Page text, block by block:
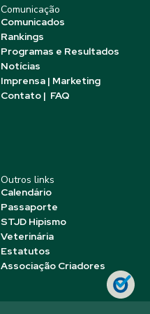
Comunicação
Comunicados
Rankings
Programas e Resultados
Notícias
Imprensa | Marketing
Contato | FAQ
Outros links
Calendário
Passaporte
STJD Hipismo
Veterinária
Estatutos
Associação Criadores